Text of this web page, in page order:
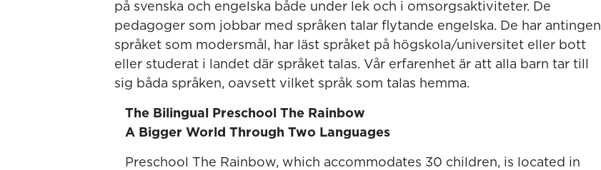
på svenska och engelska både under lek och i omsorgsaktiviteter. De
pedagoger som jobbar med språken talar flytande engelska. De har antingen
språket som modersmål, har läst språket på högskola/universitet eller bott
eller studerat i landet där språket talas. Vår erfarenhet är att alla barn tar till
sig båda språken, oavsett vilket språk som talas hemma.
The Bilingual Preschool The Rainbow
A Bigger World Through Two Languages
Preschool The Rainbow, which accommodates 30 children, is located in